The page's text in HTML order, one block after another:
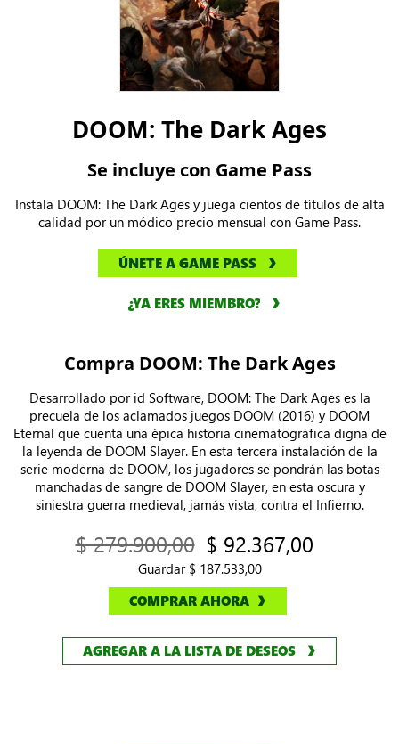
DOOM: The Dark Ages
Se incluye con Game Pass
Instala DOOM: The Dark Ages y juega cientos de títulos de alta
calidad por un módico precio mensual con Game Pass.
ÚNETE A GAME PASS
¿YA ERES MIEMBRO?
Compra DOOM: The Dark Ages
Desarrollado por id Software, DOOM: The Dark Ages es la
precuela de los aclamados juegos DOOM (2016) y DOOM
Eternal que cuenta una épica historia cinematográfica digna de
la leyenda de DOOM Slayer. En esta tercera instalación de la
serie moderna de DOOM, los jugadores se pondrán las botas
manchadas de sangre de DOOM Slayer, en esta oscura y
siniestra guerra medieval, jamás vista, contra el Infierno.
$ 279.900,00 $ 92.367,00
Guardar $ 187.533,00
COMPRAR AHORA
AGREGAR A LA LISTA DE DESEOS